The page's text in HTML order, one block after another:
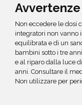
Avvertenze
Non eccedere le dosi
integratori non vanno
equilibrata e di un
bambini sotto i tre
e al riparo dalla luce
anni. Consultare il
Non utilizzare per